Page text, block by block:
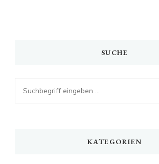
SUCHE
Looking
for
KATEGORIEN